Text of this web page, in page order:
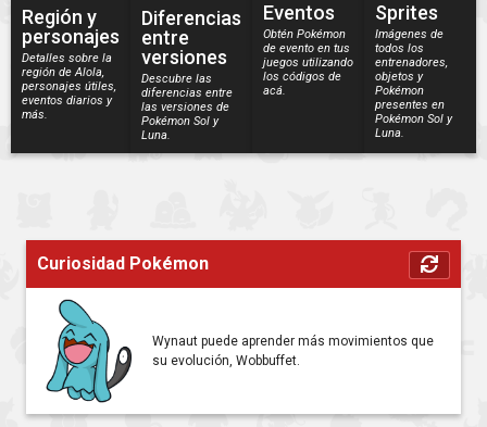
Región y
personajes
Detalles sobre la
región de Alola,
personajes útiles,
eventos diarios y
más.
Diferencias
entre
versiones
Descubre las
diferencias entre
las versiones de
Pokémon Sol y
Luna.
Eventos
Obtén Pokémon
de evento en tus
juegos utilizando
los códigos de
acá.
Sprites
Imágenes de
todos los
entrenadores,
objetos y
Pokémon
presentes en
Pokémon Sol y
Luna.
Curiosidad Pokémon
Wynaut puede aprender más movimientos que
su evolución, Wobbuffet.